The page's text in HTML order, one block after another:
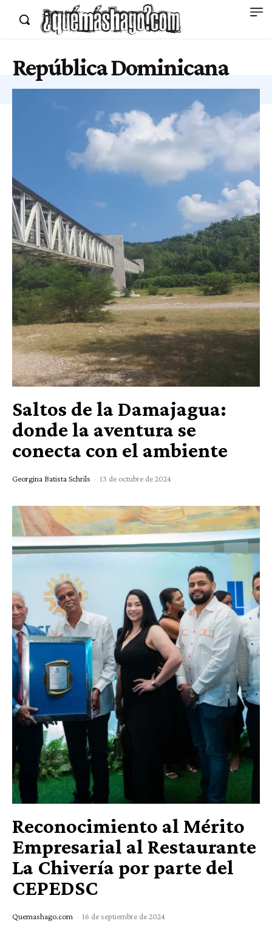
República Dominicana
Saltos de la Damajagua:
donde la aventura se
conecta con el ambiente
Georgina Batista Schrils - 13 de octubre de 2024
Reconocimiento al Mérito
Empresarial al Restaurante
La Chivería por parte del
CEPEDSC
Quemashago.com - 16 de septiembre de 2024